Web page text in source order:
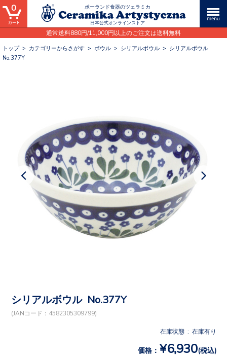
ポーランド食器のツェラミカ
日本公式オンラインストア
通常送料880円/11,000円以上のご注文は送料無料
0
トップ> カテゴリーからさがす > ボウル > シリアルボウル > シリアルボウル
No.377Y
シリアルボウル No.377Y
(JANコード：4582305309799)
在庫状態 : 在庫有り
価格： ¥6,930(税込)